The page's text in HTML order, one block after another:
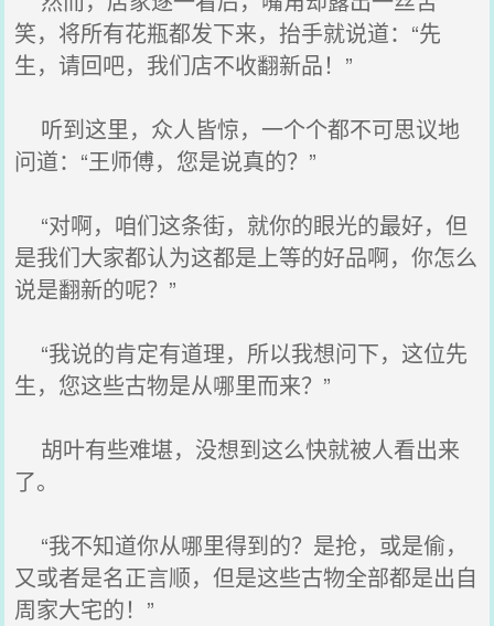
笑，将所有花瓶都发下来，抬手就说道：“先
生，请回吧，我们店不收翻新品！”
听到这里，众人皆惊，一个个都不可思议地
问道：“王师傅，您是说真的？”
“对啊，咱们这条街，就你的眼光的最好，但
是我们大家都认为这都是上等的好品啊，你怎么
说是翻新的呢？”
“我说的肯定有道理，所以我想问下，这位先
生，您这些古物是从哪里而来？”
胡叶有些难堪，没想到这么快就被人看出来
了。
“我不知道你从哪里得到的？是抢，或是偷，
又或者是名正言顺，但是这些古物全部都是出自
周家大宅的！”